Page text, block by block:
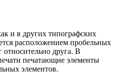
и в других типографских
расположением пробельных
друга. В
печатающие элементы
элементов.